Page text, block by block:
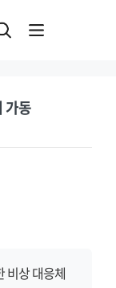
가동
비상 대응체